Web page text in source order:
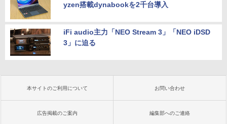
yzen搭載dynabookを2千台導入
iFi audio主力「NEO Stream 3」「NEO iDSD
3」に迫る
本サイトのご利用について お問い合わせ
広告掲載のご案内 編集部へのご連絡